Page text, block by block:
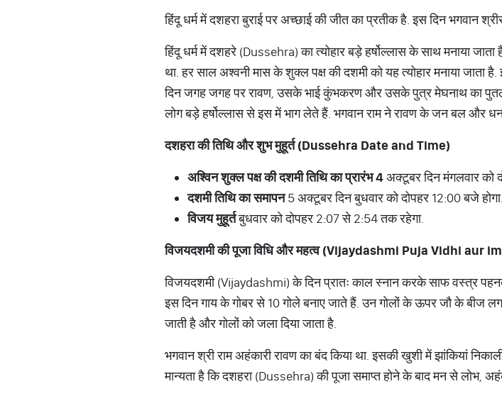
हिंदू धर्म में दशहरा बुराई पर अच्छाई की जीत का प्रतीक है. इस दिन भगवान
हिंदू धर्म में दशहरे (Dussehra) का त्योहार बड़े हर्षोल्लास के साथ मनाया
था. हर साल अश्वनी मास के शुक्ल पक्ष की दशमी को यह त्योहार मनाया
दिन जगह जगह पर रावण, उसके भाई कुंभकरण और उसके पुत्र मेघनाथ का पुतला
लोग बड़े हर्षोल्लास से इस में भाग लेते हैं. भगवान राम ने रावण के जन बल और
दशहराकीतिथिऔरशुभमुहूर्त(Dussehra Date and Time)
अश्विनशुक्लपक्षकीदशमीतिथिकाप्रारंभ4अक्टूबर दिन मंगलवार को
दशमीतिथिकासमापन5 अक्टूबर दिन बुधवार को दोपहर 12:00 बजे होगा.
विजयमुहूर्तबुधवार को दोपहर 2:07 से 2:54 तक रहेगा.
विजयदशमीकीपूजाविधिऔरमहत्व(Vijaydashmi Puja Vidhi aur
विजयदशमी (Vijaydashmi) के दिन प्रातः काल स्नान करके साफ वस्त्र
इस दिन गाय के गोबर से 10 गोले बनाए जाते हैं. उन गोलों के ऊपर जौ के बीज
जाती है और गोलों को जला दिया जाता है.
भगवान श्री राम अहंकारी रावण का बंद किया था. इसकी खुशी में झांकियां
मान्यता है कि दशहरा (Dussehra) की पूजा समाप्त होने के बाद मन से लोभ,